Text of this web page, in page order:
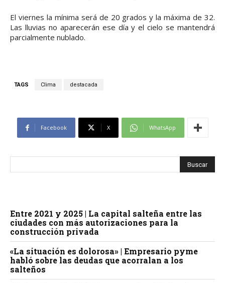
El viernes la mínima será de 20 grados y la máxima de 32.
Las lluvias no aparecerán ese día y el cielo se mantendrá
parcialmente nublado.
TAGS Clima destacada
Facebook X WhatsApp
Entre 2021 y 2025 | La capital salteña entre las
ciudades con más autorizaciones para la
construcción privada
«La situación es dolorosa» | Empresario pyme
habló sobre las deudas que acorralan a los
salteños